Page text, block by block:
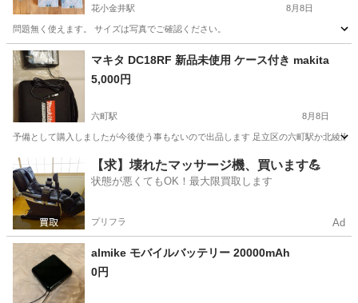
花小金井駅 8月8日
問題無く使えます。 サイズは写真でご確認ください。
東京 西東京市 花小金井駅 その他 コールド
マキタ DC18RF 新品未使用 ケース付き makita
5,000円
六町駅 8月8日
予備として購入しましたが今後使う事もないので出品します 足立区の六町駅か北綾瀬
東京 足立区 六町駅 その他
【求】壊れたマッサージ機、買います💪
状態が悪くてもOK！最大限買取します
プリフラ Ad
almike モバイルバッテリー 20000mAh
0円